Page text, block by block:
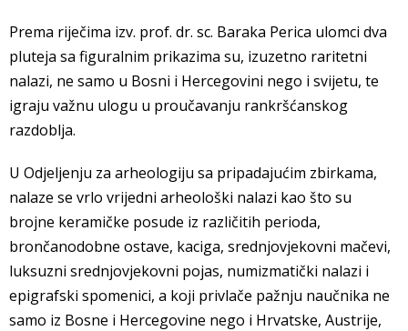
Prema riječima izv. prof. dr. sc. Baraka Perica ulomci dva
pluteja sa figuralnim prikazima su, izuzetno raritetni
nalazi, ne samo u Bosni i Hercegovini nego i svijetu, te
igraju važnu ulogu u proučavanju rankršćanskog
razdoblja.
U Odjeljenju za arheologiju sa pripadajućim zbirkama,
nalaze se vrlo vrijedni arheološki nalazi kao što su
brojne keramičke posude iz različitih perioda,
brončanodobne ostave, kaciga, srednjovjekovni mačevi,
luksuzni srednjovjekovni pojas, numizmatički nalazi i
epigrafski spomenici, a koji privlače pažnju naučnika ne
samo iz Bosne i Hercegovine nego i Hrvatske, Austrije,